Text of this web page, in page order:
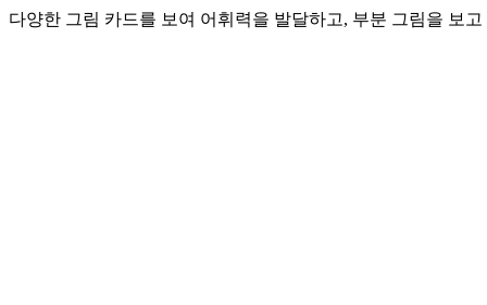
다양한 그림 카드를 보여 어휘력을 발달하고, 부분 그림을 보